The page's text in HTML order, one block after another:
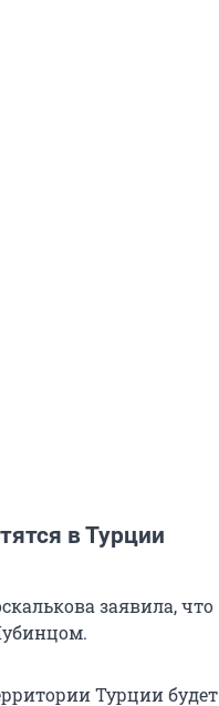
в Турции
заявила, что
Турции будет